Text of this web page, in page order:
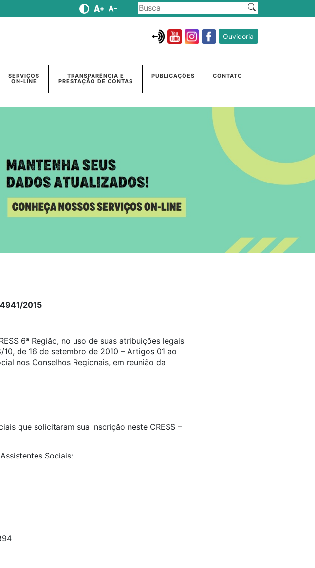
Ouvidoria
SERVIÇOS
ON-LINE
TRANSPARÊNCIA E
PRESTAÇÃO DE CONTAS
PUBLICAÇÕES CONTATO
4941/2015
6ª Região, no uso de suas atribuições legais
de 16 de setembro de 2010 – Artigos 01 ao
nos Conselhos Regionais, em reunião da
que solicitaram sua inscrição neste CRESS –
Sociais: